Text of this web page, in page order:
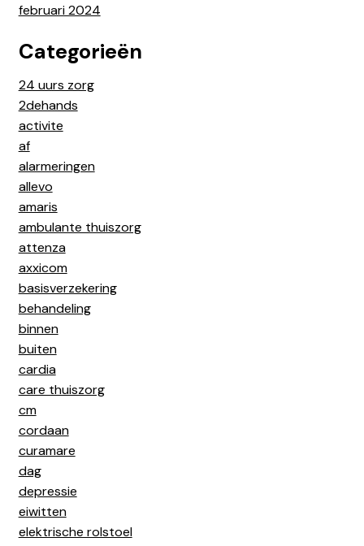
februari 2024
Categorieën
24 uurs zorg
2dehands
activite
af
alarmeringen
allevo
amaris
ambulante thuiszorg
attenza
axxicom
basisverzekering
behandeling
binnen
buiten
cardia
care thuiszorg
cm
cordaan
curamare
dag
depressie
eiwitten
elektrische rolstoel